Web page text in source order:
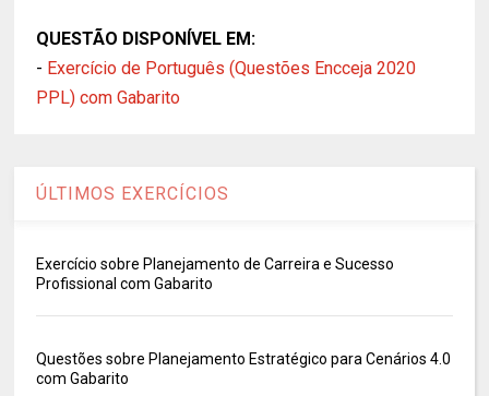
QUESTÃO DISPONÍVEL EM:
- Exercício de Português (Questões Encceja 2020
PPL) com Gabarito
ÚLTIMOS EXERCÍCIOS
Exercício sobre Planejamento de Carreira e Sucesso
Profissional com Gabarito
Questões sobre Planejamento Estratégico para Cenários 4.0
com Gabarito